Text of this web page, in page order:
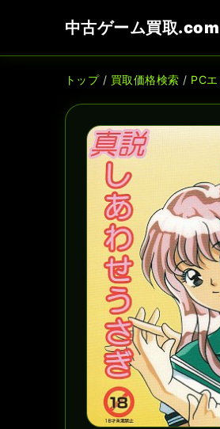
中古ゲーム買取.com
トップ/ 買取価格検索 / PC